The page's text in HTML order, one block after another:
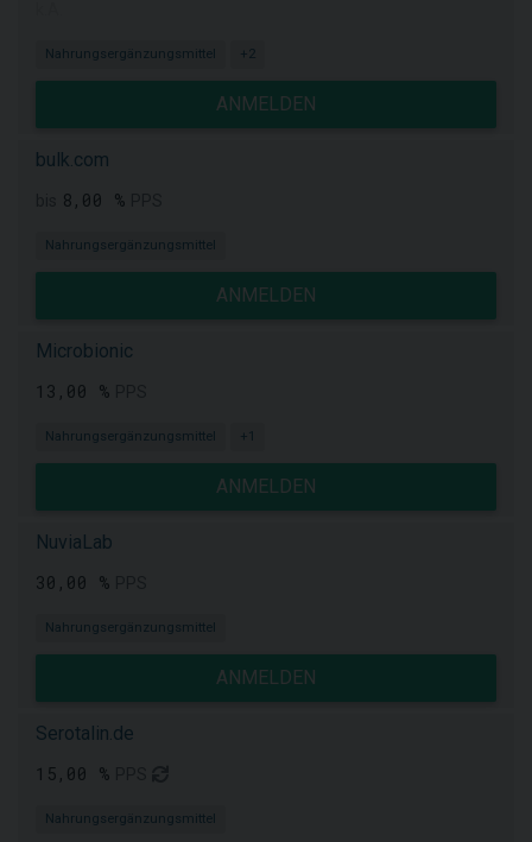
Nahrungsergänzungsmittel +2
ANMELDEN
bulk.com
8,00 %
Nahrungsergänzungsmittel
ANMELDEN
Microbionic
13,00 %
Nahrungsergänzungsmittel +1
ANMELDEN
NuviaLab
30,00 %
Nahrungsergänzungsmittel
ANMELDEN
Serotalin.de
15,00 %
Nahrungsergänzungsmittel